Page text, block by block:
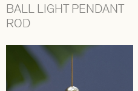
BALL LIGHT PENDANT
ROD